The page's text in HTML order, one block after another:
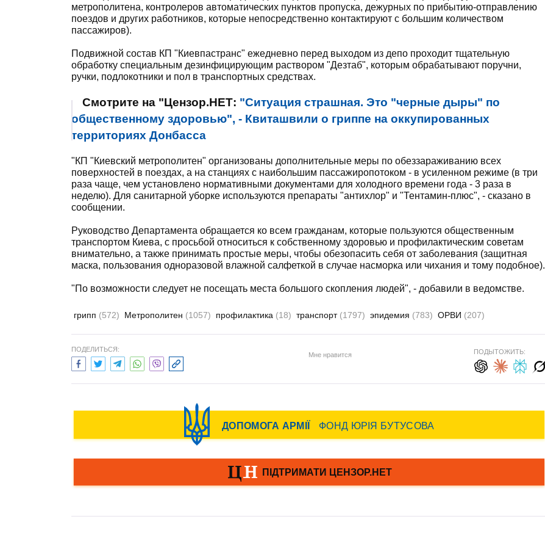
метрополитена, контролеров автоматических пунктов пропуска, дежурных по прибытию-отправлению
поездов и других работников, которые непосредственно контактируют с большим количеством
пассажиров).
Подвижной состав КП "Киевпастранс" ежедневно перед выходом из депо проходит тщательную
обработку специальным дезинфицирующим раствором "Дезтаб", которым обрабатывают поручни,
ручки, подлокотники и пол в транспортных средствах.
Смотрите на "Цензор.НЕТ: "Ситуация страшная. Это "черные дыры" по
общественному здоровью", - Квиташвили о гриппе на оккупированных
территориях Донбасса
"КП "Киевский метрополитен" организованы дополнительные меры по обеззараживанию всех
поверхностей в поездах, а на станциях с наибольшим пассажиропотоком - в усиленном режиме (в три
раза чаще, чем установлено нормативными документами для холодного времени года - 3 раза в
неделю). Для санитарной уборке используются препараты "антихлор" и "Тентамин-плюс", - сказано в
сообщении.
Руководство Департамента обращается ко всем гражданам, которые пользуются общественным
транспортом Киева, с просьбой относиться к собственному здоровью и профилактическим советам
внимательно, а также принимать простые меры, чтобы обезопасить себя от заболевания (защитная
маска, пользования одноразовой влажной салфеткой в ​​случае насморка или чихания и тому подобное).
"По возможности следует не посещать места большого скопления людей", - добавили в ведомстве.
грипп (572) Метрополитен (1057) профилактика (18) транспорт (1797) эпидемия (783) ОРВИ (207)
ПОДЕЛИТЬСЯ:
Мне нравится ПОДЫТОЖИТЬ: